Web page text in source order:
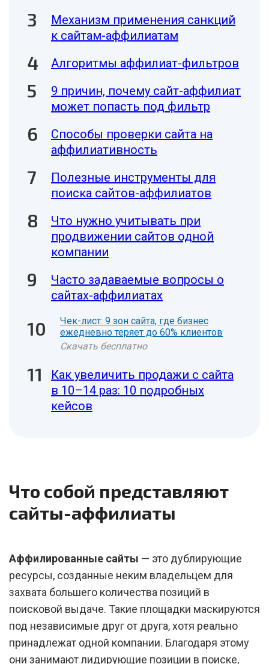
Механизм применения санкций
к сайтам-аффилиатам
Алгоритмы аффилиат-фильтров
9 причин, почему сайт-аффилиат
может попасть под фильтр
Способы проверки сайта на
аффилиативность
Полезные инструменты для
поиска сайтов-аффилиатов
Что нужно учитывать при
продвижении сайтов одной
компании
Часто задаваемые вопросы о
сайтах-аффилиатах
Чек-лист: 9 зон сайта, где бизнес
ежедневно теряет до 60% клиентов
Скачать бесплатно
Как увеличить продажи с сайта
в 10–14 раз: 10 подробных
кейсов
Что собой представляют
сайты-аффилиаты
Аффилированные сайты — это дублирующие
ресурсы, созданные неким владельцем для
захвата большего количества позиций в
поисковой выдаче. Такие площадки маскируются
под независимые друг от друга, хотя реально
принадлежат одной компании. Благодаря этому
они занимают лидирующие позиции в поиске,